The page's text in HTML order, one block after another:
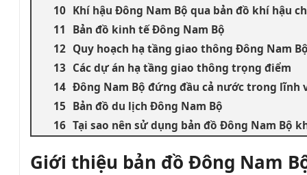
Khí hậu Đông Nam Bộ qua bản đồ khí hậu
Bản đồ kinh tế Đông Nam Bộ
Quy hoạch hạ tầng giao thông Đông Nam
Các dự án hạ tầng giao thông trọng điểm
Đông Nam Bộ đứng đầu cả nước trong lĩnh
Bản đồ du lịch Đông Nam Bộ
Tại sao nên sử dụng bản đồ Đông Nam Bộ
Giới thiệu bản đồ Đông Nam